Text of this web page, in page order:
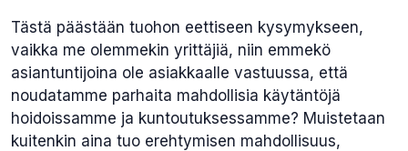
Tästä päästään tuohon eettiseen kysymykseen,
vaikka me olemmekin yrittäjiä, niin emmekö
asiantuntijoina ole asiakkaalle vastuussa, että
noudatamme parhaita mahdollisia käytäntöjä
hoidoissamme ja kuntoutuksessamme? Muistetaan
kuitenkin aina tuo erehtymisen mahdollisuus,